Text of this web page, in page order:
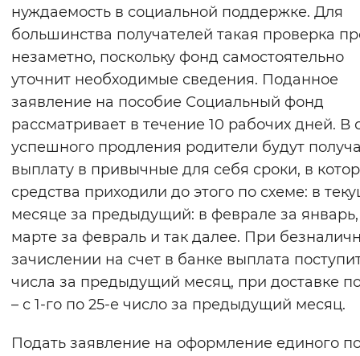
нуждаемость в социальной поддержке. Для
большинства получателей такая проверка
незаметно, поскольку фонд самостоятельно
уточнит необходимые сведения. Поданное
заявление на пособие Социальный фонд
рассматривает в течение 10 рабочих дней. В
успешного продления родители будут
выплату в привычные для себя сроки, в
средства приходили до этого по схеме: в
месяце за предыдущий: в феврале за
марте за февраль и так далее. При
зачислении на счет в банке выплата
числа за предыдущий месяц, при доставке
– с 1-го по 25-е число за предыдущий месяц.
Подать заявление на оформление единого